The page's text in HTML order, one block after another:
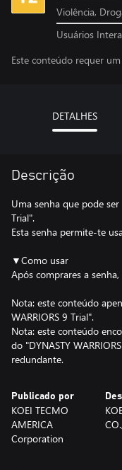
Violência,
Usuários
Este conteúdo requer
DETALHES
Descrição
Uma senha que pode ser
Trial".
Esta senha permite-te
▼Como usar
Após comprares a
Nota: este conteúdo
WARRIORS 9 Trial".
Nota: este conteúdo
do "DYNASTY
redundante.
Publicado por
KOEI TECMO
AMERICA
Corporation